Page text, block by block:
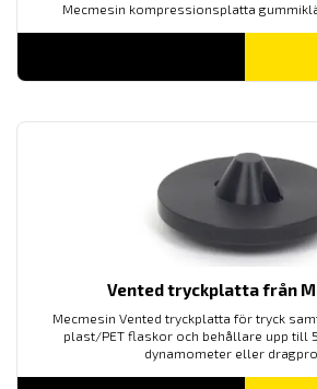
Mecmesin kompressionsplatta
Vented tryckplatta från
Mecmesin Vented tryckplatta för tryck
plast/PET flaskor och behållare upp till
dynamometer eller